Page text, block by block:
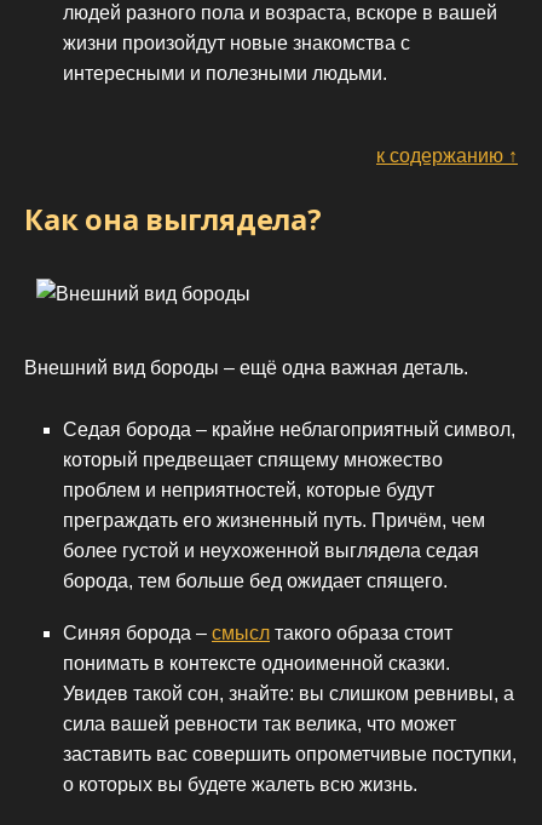
людей разного пола и возраста, вскоре в вашей
жизни произойдут новые знакомства с
интересными и полезными людьми.
к содержанию ↑
Как она выглядела?
Внешний вид бороды – ещё одна важная деталь.
Седая борода – крайне неблагоприятный символ,
который предвещает спящему множество
проблем и неприятностей, которые будут
преграждать его жизненный путь. Причём, чем
более густой и неухоженной выглядела седая
борода, тем больше бед ожидает спящего.
Синяя борода – смысл такого образа стоит
понимать в контексте одноименной сказки.
Увидев такой сон, знайте: вы слишком ревнивы, а
сила вашей ревности так велика, что может
заставить вас совершить опрометчивые поступки,
о которых вы будете жалеть всю жизнь.